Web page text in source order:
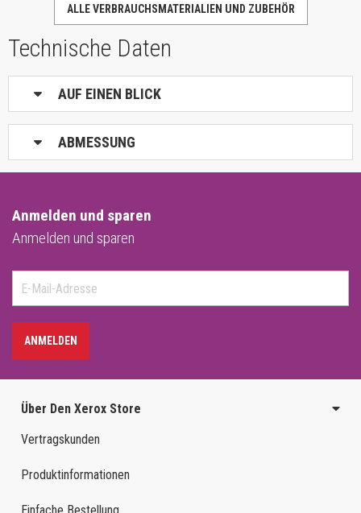
ALLE VERBRAUCHSMATERIALIEN UND ZUBEHÖR
Technische Daten
AUF EINEN BLICK
ABMESSUNG
Anmelden und sparen
Anmelden und sparen
ANMELDEN
Über Den Xerox Store
Vertragskunden
Produktinformationen